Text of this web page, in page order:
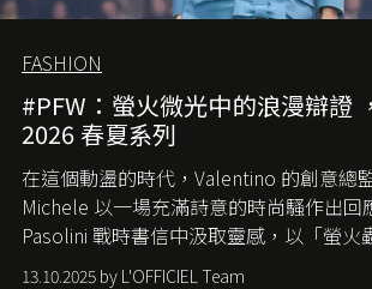
FASHION
#PFW：螢火微光中的浪漫辯證
2026 春夏系列
在這個動盪的時代， Valentino 的創意總
Michele 以一場充滿詩意的時尚騷作出回
Pasolini 戰時書信中汲取靈感，以「螢火
中找尋希望的微光。
13.10.2025 by L'OFFICIEL Team